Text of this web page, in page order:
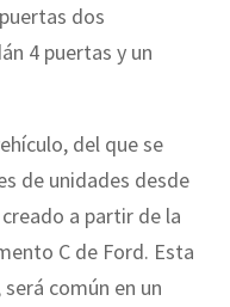
dos
4 puertas y un
del que se
de unidades desde
a partir de la
C de Ford. Esta
común en un